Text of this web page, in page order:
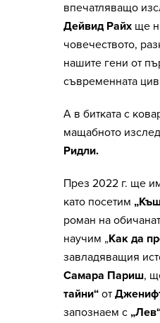
впечатляващо
Дейвид Райх ще
човечеството,
нашите гени от
съвременната
А в битката с
мащабното
Ридли.
През 2022 г. ще
като посетим
роман на
научим „Как да
завладяващия
Самара Париш,
тайни“ от
запознаем с